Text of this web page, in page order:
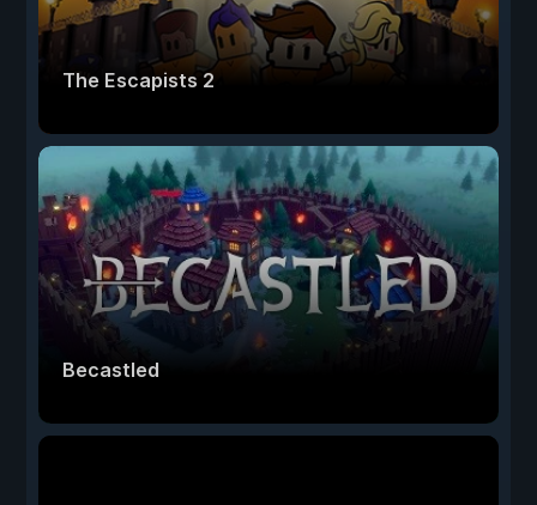
The Escapists 2
Becastled